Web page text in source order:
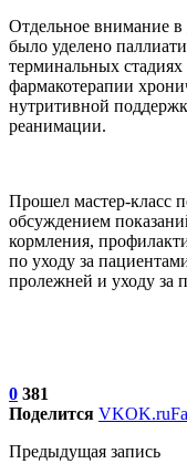
Отдельное внимание
было уделено
терминальных
фармакотерапии
нутритивной
реанимации.
Прошел мастер-класс
обсуждением
кормления,
по уходу за
пролежней и уходу за
0 381
Поделится VKOK.ru
Предыдущая запись